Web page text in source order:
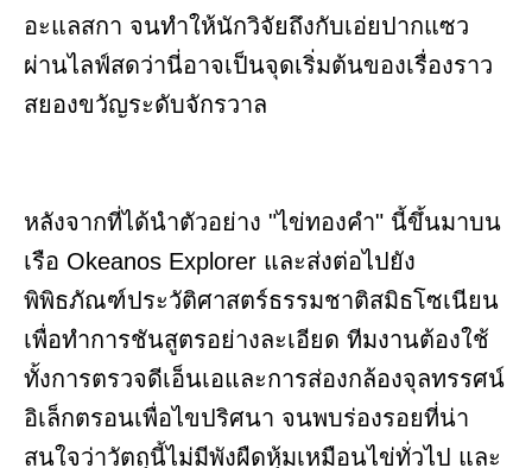
อะแลสกา จนทำให้นักวิจัยถึงกับเอ่ยปากแซว
ผ่านไลฟ์สดว่านี่อาจเป็นจุดเริ่มต้นของเรื่องราว
สยองขวัญระดับจักรวาล
หลังจากที่ได้นำตัวอย่าง "ไข่ทองคำ" นี้ขึ้นมาบน
เรือ Okeanos Explorer และส่งต่อไปยัง
พิพิธภัณฑ์ประวัติศาสตร์ธรรมชาติสมิธโซเนียน
เพื่อทำการชันสูตรอย่างละเอียด ทีมงานต้องใช้
ทั้งการตรวจดีเอ็นเอและการส่องกล้องจุลทรรศน์
อิเล็กตรอนเพื่อไขปริศนา จนพบร่องรอยที่น่า
สนใจว่าวัตถุนี้ไม่มีพังผืดหุ้มเหมือนไข่ทั่วไป และ